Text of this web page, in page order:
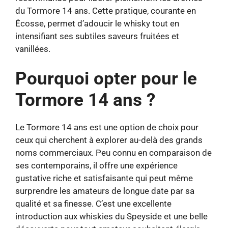
du Tormore 14 ans. Cette pratique, courante en
Écosse, permet d’adoucir le whisky tout en
intensifiant ses subtiles saveurs fruitées et
vanillées.
Pourquoi opter pour le
Tormore 14 ans ?
Le Tormore 14 ans est une option de choix pour
ceux qui cherchent à explorer au-delà des grands
noms commerciaux. Peu connu en comparaison de
ses contemporains, il offre une expérience
gustative riche et satisfaisante qui peut même
surprendre les amateurs de longue date par sa
qualité et sa finesse. C’est une excellente
introduction aux whiskies du Speyside et une belle